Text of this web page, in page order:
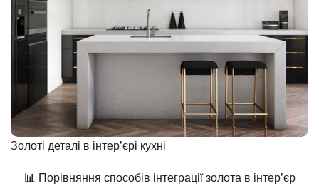
Золоті деталі в інтер’єрі кухні
📊 Порівняння способів інтеграції золота в інтер’єр